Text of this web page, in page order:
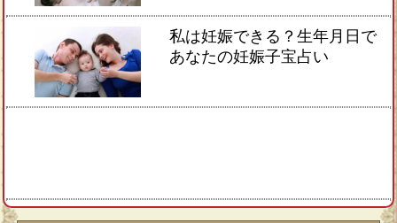
私は妊娠できる？生年月日で
あなたの妊娠子宝占い